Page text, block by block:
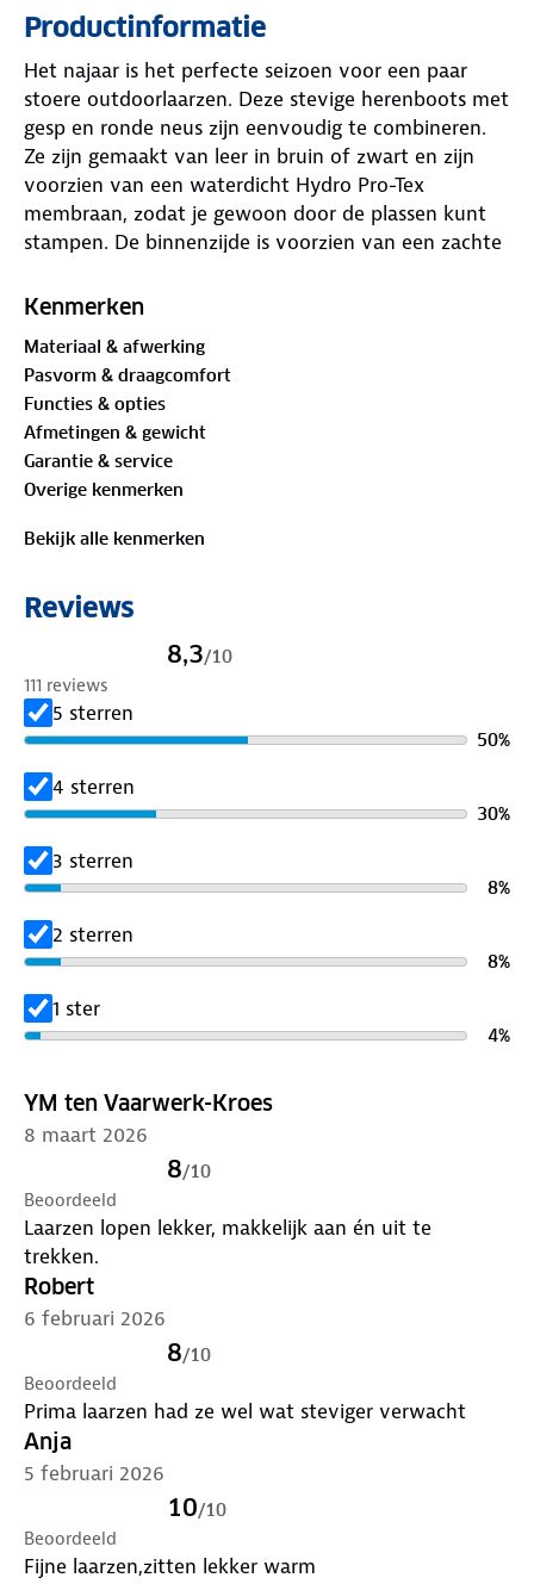
Productinformatie
Het najaar is het perfecte seizoen voor een paar
stoere outdoorlaarzen. Deze stevige herenboots met
gesp en ronde neus zijn eenvoudig te combineren.
Ze zijn gemaakt van leer in bruin of zwart en zijn
voorzien van een waterdicht Hydro Pro-Tex
membraan, zodat je gewoon door de plassen kunt
stampen. De binnenzijde is voorzien van een zachte
ideale aan outdoorlaarzen is dat je er gewoon
maar gewoon aanschieten en gaan. Pas maar op
want dit worden zeker weten jouw favorieten voor
dit seizoen.
Benieuwd hoe je leren laarzen het beste kunt
onderhouden? Klik dan
Verkrijgbaar in de maten 41-47 (47 alleen online).
bij maat 39 is 36-38 cm (gesp)
Kenmerken
Materiaal & afwerking
Pasvorm & draagcomfort
Functies & opties
Afmetingen & gewicht
Garantie & service
Overige kenmerken
Bekijk alle kenmerken
Reviews
8,3/10
111 reviews
5 sterren
50%
4 sterren
30%
3 sterren
8%
2 sterren
8%
1 ster
4%
YM ten Vaarwerk-Kroes
8 maart 2026
8/10
Beoordeeld
Laarzen lopen lekker, makkelijk aan én uit te
trekken.
Robert
6 februari 2026
8/10
Beoordeeld
Prima laarzen had ze wel wat steviger verwacht
Anja
5 februari 2026
10/10
Beoordeeld
Fijne laarzen,zitten lekker warm